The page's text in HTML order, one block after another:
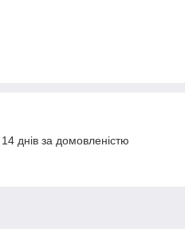
днів за домовленістю